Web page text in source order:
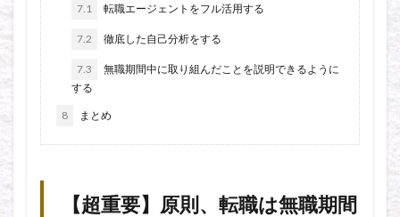
7.1 転職エージェントをフル活用する
7.2 徹底した自己分析をする
7.3
無職期間中に取り組んだことを説明できるように
する
8 まとめ
【超重要】原則、転職は無職期間